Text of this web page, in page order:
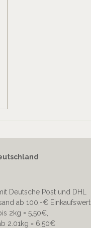
Deutsche Post und DHL
ab 100,-€ Einkaufswert
2kg = 5,50€,
2.01kg = 6,50€